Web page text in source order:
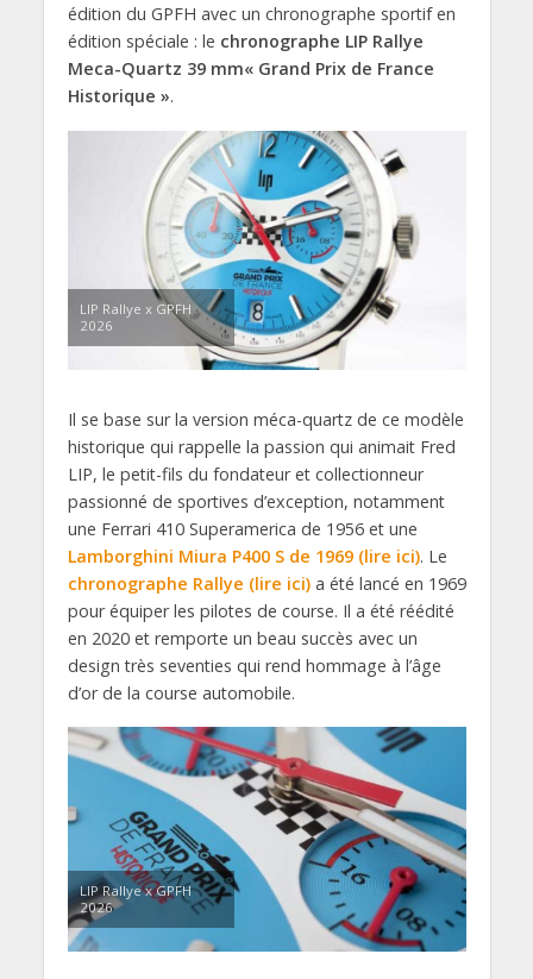
édition du GPFH avec un chronographe sportif en
édition spéciale : le chronographe LIP Rallye
Meca-Quartz 39 mm« Grand Prix de France
Historique ».
LIP Rallye x GPFH
2026
Il se base sur la version méca-quartz de ce modèle
historique qui rappelle la passion qui animait Fred
LIP, le petit-fils du fondateur et collectionneur
passionné de sportives d’exception, notamment
une Ferrari 410 Superamerica de 1956 et une
Lamborghini Miura P400 S de 1969 (lire ici). Le
chronographe Rallye (lire ici)a été lancé en 1969
pour équiper les pilotes de course. Il a été réédité
en 2020 et remporte un beau succès avec un
design très seventies qui rend hommage à l’âge
d’or de la course automobile.
LIP Rallye x GPFH
2026